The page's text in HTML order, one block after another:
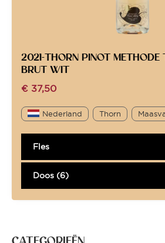
2021-THORN PINOT METHODE
BRUT WIT
€ 37,50
Nederland Thorn
Fles
Doos (6)